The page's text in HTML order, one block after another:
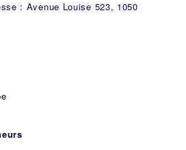
: Avenue Louise 523, 1050